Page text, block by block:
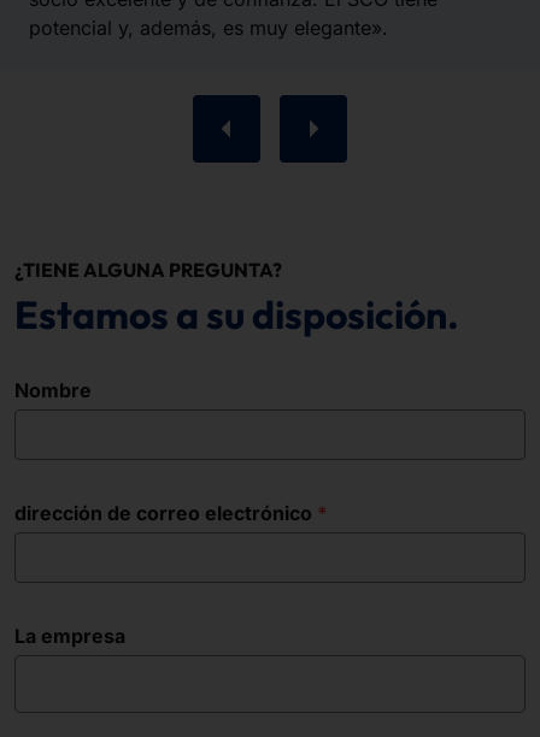
potencial y, además, es muy elegante».
¿TIENE ALGUNA PREGUNTA?
Estamos a su disposición.
Nombre
dirección de correo electrónico
La empresa